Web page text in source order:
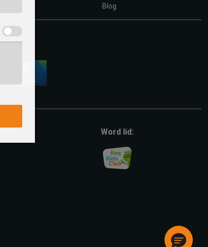
Blog
Word lid: